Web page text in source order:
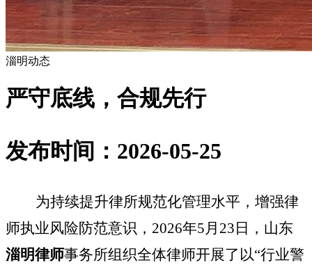
淄明动态
严守底线，合规先行
发布时间：2026-05-25
为持续提升律所规范化管理水平，增强律
师执业风险防范意识， 2026年5月23日，山东
淄明律师事务所组织全体律师开展了以“行业警